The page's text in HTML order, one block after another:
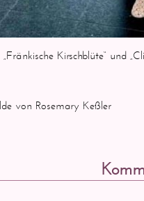
Kirschblüte“ und
von Rosemary Keßler